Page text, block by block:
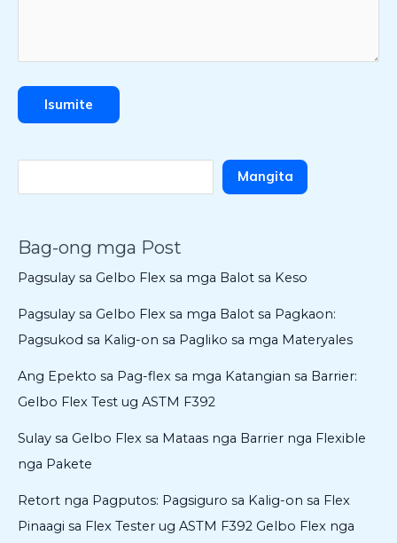
Mangita
Bag-ong mga Post
Pagsulay sa Gelbo Flex sa mga Balot sa Keso
Pagsulay sa Gelbo Flex sa mga Balot sa Pagkaon:
Pagsukod sa Kalig-on sa Pagliko sa mga Materyales
Ang Epekto sa Pag-flex sa mga Katangian sa Barrier:
Gelbo Flex Test ug ASTM F392
Sulay sa Gelbo Flex sa Mataas nga Barrier nga Flexible
nga Pakete
Retort nga Pagputos: Pagsiguro sa Kalig-on sa Flex
Pinaagi sa Flex Tester ug ASTM F392 Gelbo Flex nga